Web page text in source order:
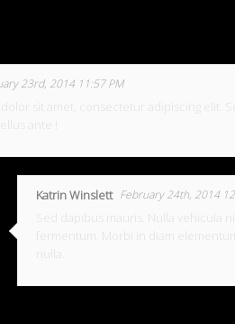
23rd, 2014 11:57 PM
dolor sit amet, consectetur adipiscing elit.
ante !
Katrin Winslett February 24th, 2014
Sed dapibus mauris. Nulla vehicula
fermentum. Morbi in diam